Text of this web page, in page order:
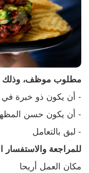
مطلوب موظف، وذلك
- أن يكون ذو خبرة
- أن يكون حسن المظهر
- لبق بالتعامل
للمراجعة والاستفسار الاتصال
مكان العمل أريحا